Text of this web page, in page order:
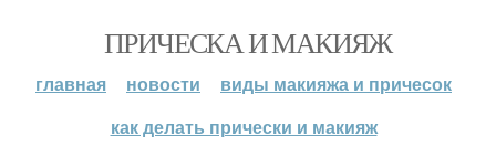
ПРИЧЕСКА И МАКИЯЖ
главная новости
виды макияжа и причесок
как делать прически и макияж